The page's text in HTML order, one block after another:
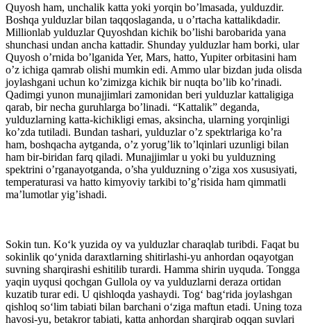
Quyosh ham, unchalik katta yoki yorqin bo’lmasada, yulduzdir.
Boshqa yulduzlar bilan taqqoslaganda, u o’rtacha kattalikdadir.
Millionlab yulduzlar Quyoshdan kichik bo’lishi barobarida yana
shunchasi undan ancha kattadir. Shunday yulduzlar ham borki, ular
Quyosh o’rnida bo’lganida Yer, Mars, hatto, Yupiter orbitasini ham
o’z ichiga qamrab olishi mumkin edi. Ammo ular bizdan juda olisda
joylashgani uchun ko’zimizga kichik bir nuqta bo’lib ko’rinadi.
Qadimgi yunon munajjimlari zamonidan beri yulduzlar kattaligiga
qarab, bir necha guruhlarga bo’linadi. “Kattalik” deganda,
yulduzlarning katta-kichikligi emas, aksincha, ularning yorqinligi
ko’zda tutiladi. Bundan tashari, yulduzlar o’z spektrlariga ko’ra
ham, boshqacha aytganda, o’z yorug’lik to’lqinlari uzunligi bilan
ham bir-biridan farq qiladi. Munajjimlar u yoki bu yulduzning
spektrini o’rganayotganda, o’sha yulduzning o’ziga xos xususiyati,
temperaturasi va hatto kimyoviy tarkibi to’g’risida ham qimmatli
ma’lumotlar yig’ishadi.
Sokin tun. Ko‘k yuzida oy va yulduzlar charaqlab turibdi. Faqat bu
sokinlik qo‘ynida daraxtlarning shitirlashi-yu anhordan oqayotgan
suvning sharqirashi eshitilib turardi. Hamma shirin uyquda. Tongga
yaqin uyqusi qochgan Gullola oy va yulduzlarni deraza ortidan
kuzatib turar edi. U qishloqda yashaydi. Tog‘ bag‘rida joylashgan
qishloq so‘lim tabiati bilan barchani o‘ziga maftun etadi. Uning toza
havosi-yu, betakror tabiati, katta anhordan sharqirab oqqan suvlari